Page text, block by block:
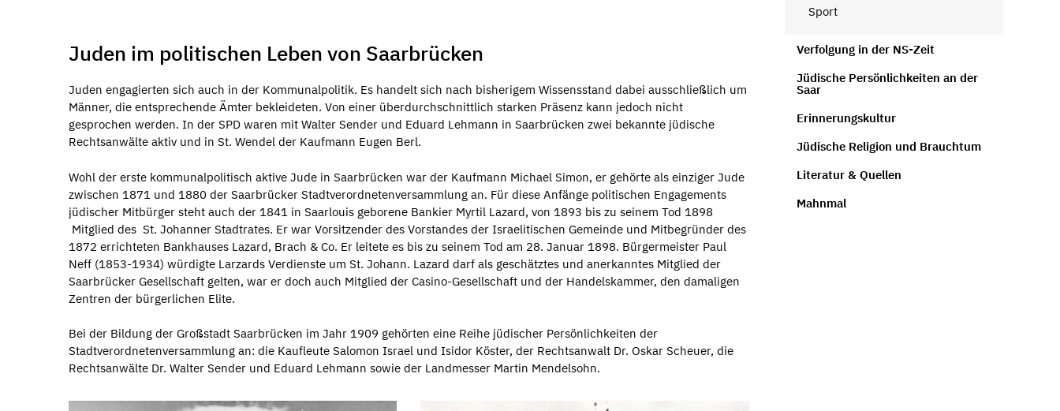
Juden im politischen Leben von Saarbrücken
Juden engagierten sich auch in der Kommunalpolitik. Es handelt sich nach bisherigem Wissensstand dabei ausschließlich um
Männer, die entsprechende Ämter bekleideten. Von einer überdurchschnittlich starken Präsenz kann jedoch nicht
gesprochen werden. In der SPD waren mit Walter Sender und Eduard Lehmann in Saarbrücken zwei bekannte jüdische
Rechtsanwälte aktiv und in St. Wendel der Kaufmann Eugen Berl.
Wohl der erste kommunalpolitisch aktive Jude in Saarbrücken war der Kaufmann Michael Simon, er gehörte als einziger Jude
zwischen 1871 und 1880 der Saarbrücker Stadtverordnetenversammlung an. Für diese Anfänge politischen Engagements
jüdischer Mitbürger steht auch der 1841 in Saarlouis geborene Bankier Myrtil Lazard, von 1893 bis zu seinem Tod 1898
Mitglied des St. Johanner Stadtrates. Er war Vorsitzender des Vorstandes der Israelitischen Gemeinde und Mitbegründer des
1872 errichteten Bankhauses Lazard, Brach & Co. Er leitete es bis zu seinem Tod am 28. Januar 1898. Bürgermeister Paul
Neff (1853-1934) würdigte Larzards Verdienste um St. Johann. Lazard darf als geschätztes und anerkanntes Mitglied der
Saarbrücker Gesellschaft gelten, war er doch auch Mitglied der Casino-Gesellschaft und der Handelskammer, den damaligen
Zentren der bürgerlichen Elite.
Bei der Bildung der Großstadt Saarbrücken im Jahr 1909 gehörten eine Reihe jüdischer Persönlichkeiten der
Stadtverordnetenversammlung an: die Kaufleute Salomon Israel und Isidor Köster, der Rechtsanwalt Dr. Oskar Scheuer, die
Rechtsanwälte Dr. Walter Sender und Eduard Lehmann sowie der Landmesser Martin Mendelsohn.
Sport
Verfolgung in der NS-Zeit
Jüdische Persönlichkeiten an der
Saar
Erinnerungskultur
Jüdische Religion und Brauchtum
Literatur & Quellen
Mahnmal